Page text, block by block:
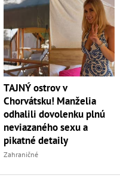
TAJNÝ ostrov v
Chorvátsku! Manželia
odhalili dovolenku plnú
neviazaného sexu a
pikatné detaily
Zahraničné